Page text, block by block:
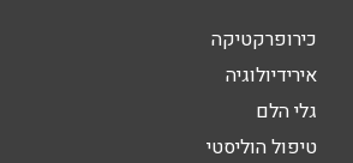
כירופרקטיקה
אירידיולוגיה
גלי הלם
טיפול הוליסטי